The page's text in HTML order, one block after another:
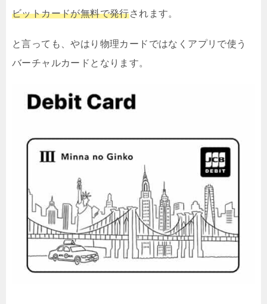
ビットカードが無料で発行されます。
と言っても、やはり物理カードではなくアプリで使う
バーチャルカードとなります。